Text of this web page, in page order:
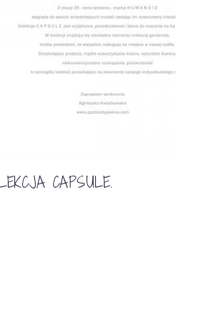
CAPSULE.